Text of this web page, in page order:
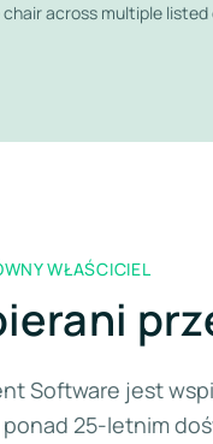
across multiple listed
WŁAŚCICIEL
Software jest
25-letnim